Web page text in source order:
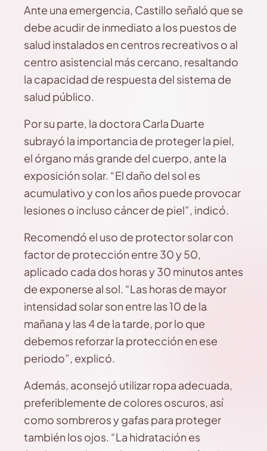
Ante una emergencia, Castillo señaló que se
debe acudir de inmediato a los puestos de
salud instalados en centros recreativos o al
centro asistencial más cercano, resaltando
la capacidad de respuesta del sistema de
salud público.
Por su parte, la doctora Carla Duarte
subrayó la importancia de proteger la piel,
el órgano más grande del cuerpo, ante la
exposición solar. “El daño del sol es
acumulativo y con los años puede provocar
lesiones o incluso cáncer de piel”, indicó.
Recomendó el uso de protector solar con
factor de protección entre 30 y 50,
aplicado cada dos horas y 30 minutos antes
de exponerse al sol. “Las horas de mayor
intensidad solar son entre las 10 de la
mañana y las 4 de la tarde, por lo que
debemos reforzar la protección en ese
periodo”, explicó.
Además, aconsejó utilizar ropa adecuada,
preferiblemente de colores oscuros, así
como sombreros y gafas para proteger
también los ojos. “La hidratación es